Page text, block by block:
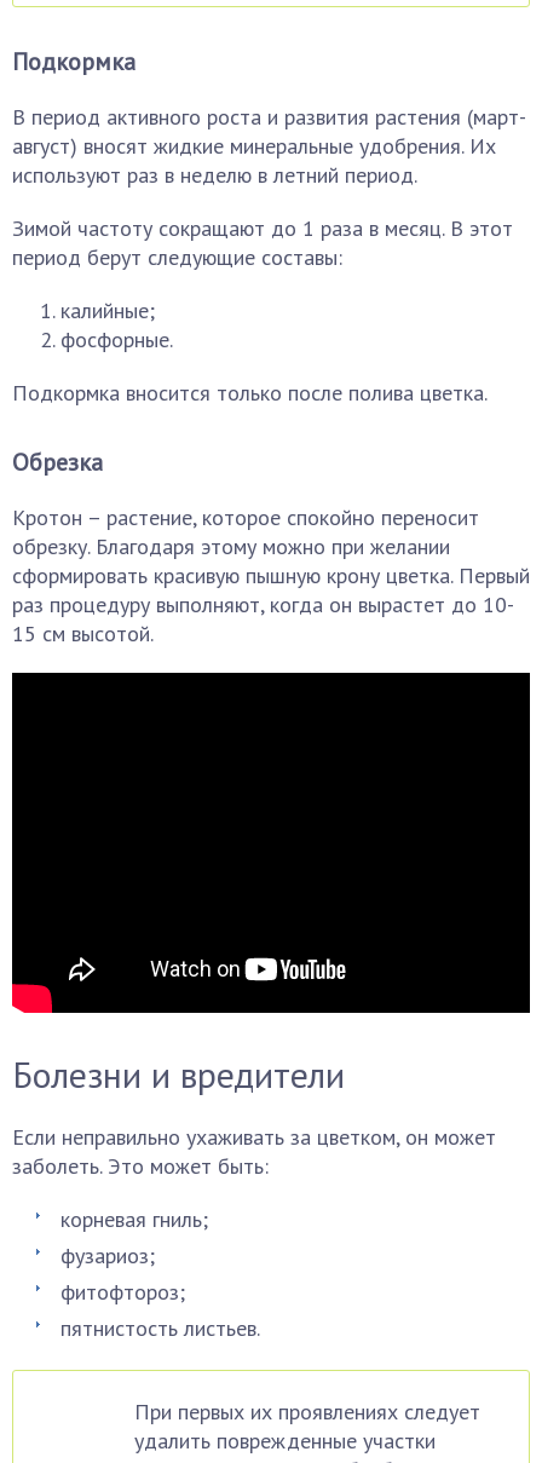
Подкормка
В период активного роста и развития растения (март-
август) вносят жидкие минеральные удобрения. Их
используют раз в неделю в летний период.
Зимой частоту сокращают до 1 раза в месяц. В этот
период берут следующие составы:
калийные;
фосфорные.
Подкормка вносится только после полива цветка.
Обрезка
Кротон – растение, которое спокойно переносит
обрезку. Благодаря этому можно при желании
сформировать красивую пышную крону цветка. Первый
раз процедуру выполняют, когда он вырастет до 10-
15 см высотой.
Болезни и вредители
Если неправильно ухаживать за цветком, он может
заболеть. Это может быть:
корневая гниль;
фузариоз;
фитофтороз;
пятнистость листьев.
При первых их проявлениях следует
удалить поврежденные участки